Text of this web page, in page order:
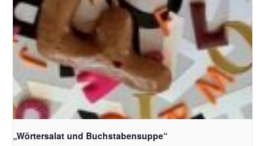
Bildquelle_ Pixabay Free_Christoph Meinersmann
„Wörtersalat und Buchstabensuppe“